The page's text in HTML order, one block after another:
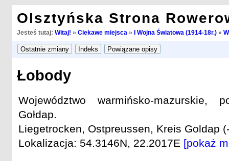
Olsztyńska Strona
Jesteś tutaj: Witaj! » Ciekawe miejsca » I Wojna Światowa (1914-18r.)»
Łobody
Województwo warmińsko-mazurskie,
Gołdap.
Liegetrocken, Ostpreussen, Kreis Goldap
Lokalizacja: 54.3146N, 22.2017E [pokaż